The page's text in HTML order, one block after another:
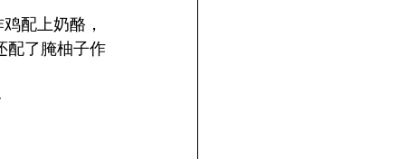
配上奶酪，
配了腌柚子作